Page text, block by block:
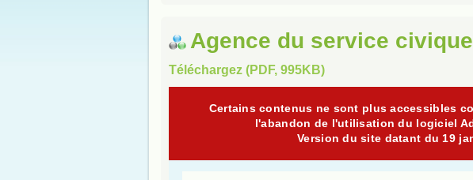
Agence du service civique
Téléchargez (PDF, 995KB)